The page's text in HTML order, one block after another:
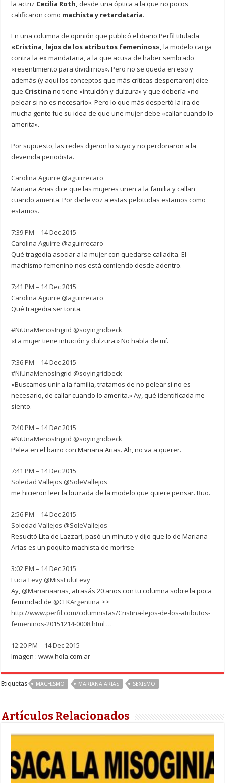
la actriz Cecilia Roth, desde una óptica a la que no pocos
calificaron como machista y retardataria.
En una columna de opinión que publicó el diario Perfil titulada
«Cristina, lejos de los atributos femeninos», la modelo carga
contra la ex mandataria, a la que acusa de haber sembrado
«resentimiento para dividirnos». Pero no se queda en eso y
además (y aquí los conceptos que más críticas despertaron) dice
que Cristinano tiene «intuición y dulzura» y que debería «no
pelear si no es necesario». Pero lo que más despertó la ira de
mucha gente fue su idea de que une mujer debe «callar cuando lo
amerita».
Por supuesto, las redes dijeron lo suyo y no perdonaron a la
devenida periodista.
Carolina Aguirre @aguirrecaro
Mariana Arias dice que las mujeres unen a la familia y callan
cuando amerita. Por darle voz a estas pelotudas estamos como
estamos.
7:39 PM – 14 Dec 2015
Carolina Aguirre @aguirrecaro
Qué tragedia asociar a la mujer con quedarse calladita. El
machismo femenino nos está comiendo desde adentro.
7:41 PM – 14 Dec 2015
Carolina Aguirre @aguirrecaro
Qué tragedia ser tonta.
#NiUnaMenosIngrid @soyingridbeck
«La mujer tiene intuición y dulzura.» No habla de mí.
7:36 PM – 14 Dec 2015
#NiUnaMenosIngrid @soyingridbeck
«Buscamos unir a la familia, tratamos de no pelear si no es
necesario, de callar cuando lo amerita.» Ay, qué identificada me
siento.
7:40 PM – 14 Dec 2015
#NiUnaMenosIngrid @soyingridbeck
Pelea en el barro con Mariana Arias. Ah, no va a querer.
7:41 PM – 14 Dec 2015
Soledad Vallejos @SoleVallejos
me hicieron leer la burrada de la modelo que quiere pensar. Buo.
2:56 PM – 14 Dec 2015
Soledad Vallejos @SoleVallejos
Resucitó Lita de Lazzari, pasó un minuto y dijo que lo de Mariana
Arias es un poquito machista de morirse
3:02 PM – 14 Dec 2015
Lucia Levy @MissLuluLevy
Ay, @Marianaarias, atrasás 20 años con tu columna sobre la poca
feminidad de @CFKArgentina >>
http://www.perfil.com/columnistas/Cristina-lejos-de-los-atributos-
femeninos-20151214-0008.html …
12:20 PM – 14 Dec 2015
Imagen : www.hola.com.ar
Etiquetas MACHISMO MARIANA ARIAS SEXISMO
Artículos Relacionados